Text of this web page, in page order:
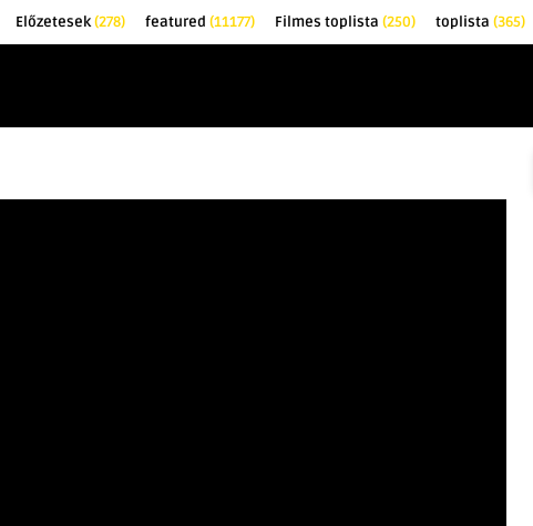
Előzetesek(278) featured (11177) Filmes toplista (250) toplista (365)